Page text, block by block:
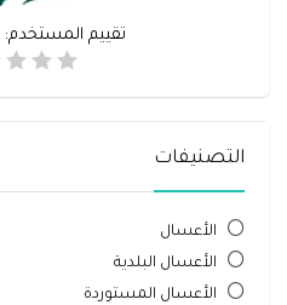
تقييم المستخدم:
التصنيفات
الأعسال
الأعسال البلدية
الأعسال المستوردة